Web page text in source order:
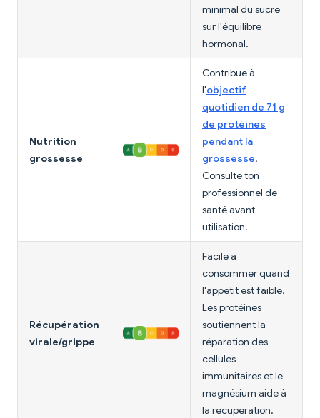
minimal du sucre
sur l'équilibre
hormonal.
Nutrition
grossesse
Contribue à
l'objectif
quotidien de 71 g
de protéines
pendant la
grossesse.
Consulte ton
professionnel de
santé avant
utilisation.
Récupération
virale/grippe
Facile à
consommer quand
l'appétit est faible.
Les protéines
soutiennent la
réparation des
cellules
immunitaires et le
magnésium aide à
la récupération.